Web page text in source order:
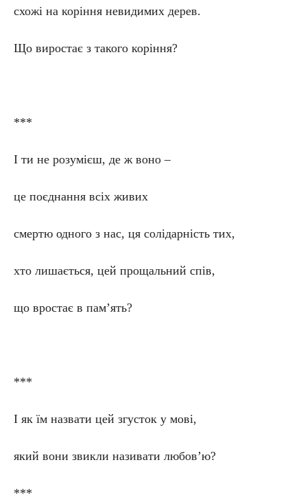
схожі на коріння невидимих дерев.
Що виростає з такого коріння?
***
І ти не розумієш, де ж воно –
це поєднання всіх живих
смертю одного з нас, ця солідарність тих,
хто лишається, цей прощальний спів,
що вростає в пам’ять?
***
І як їм назвати цей згусток у мові,
який вони звикли називати любов’ю?
***